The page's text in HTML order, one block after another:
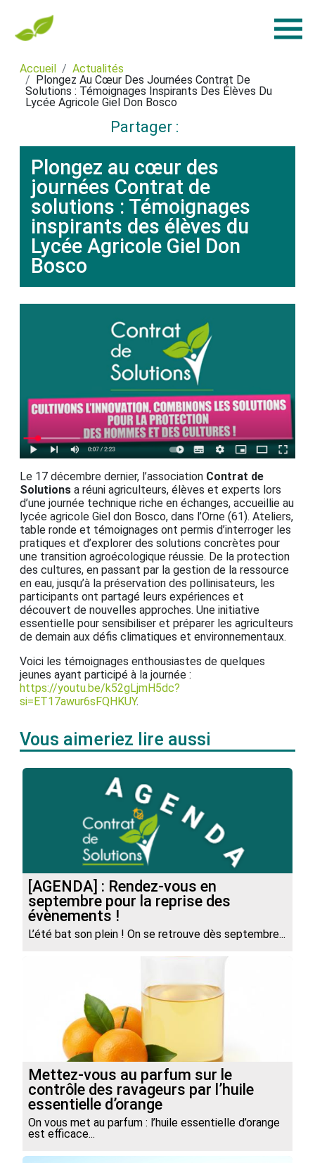
Accueil
Actualités
Plongez Au Cœur Des Journées Contrat De
Solutions : Témoignages Inspirants Des Élèves Du
Lycée Agricole Giel Don Bosco
Partager :
Plongez au cœur des
journées Contrat de
solutions : Témoignages
inspirants des élèves du
Lycée Agricole Giel Don
Bosco
Le 17 décembre dernier, l’association Contrat de
Solutions a réuni agriculteurs, élèves et experts lors
d’une journée technique riche en échanges, accueillie au
lycée agricole Giel don Bosco, dans l’Orne (61). Ateliers,
table ronde et témoignages ont permis d’interroger les
pratiques et d’explorer des solutions concrètes pour
une transition agroécologique réussie. De la protection
des cultures, en passant par la gestion de la ressource
en eau, jusqu’à la préservation des pollinisateurs, les
participants ont partagé leurs expériences et
découvert de nouvelles approches. Une initiative
essentielle pour sensibiliser et préparer les agriculteurs
de demain aux défis climatiques et environnementaux.
Voici les témoignages enthousiastes de quelques
jeunes ayant participé à la journée :
https://youtu.be/k52gLjmH5dc?
si=ET17awur6sFQHKUY.
Vous aimeriez lire aussi
[AGENDA] : Rendez-vous en
septembre pour la reprise des
évènements !
L’été bat son plein ! On se retrouve dès septembre...
Mettez-vous au parfum sur le
contrôle des ravageurs par l’huile
essentielle d’orange
On vous met au parfum : l’huile essentielle d’orange
est efficace...